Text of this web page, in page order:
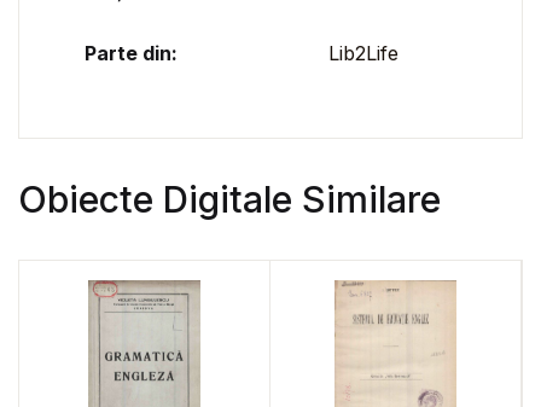
Parte din: Lib2Life
Obiecte Digitale Similare